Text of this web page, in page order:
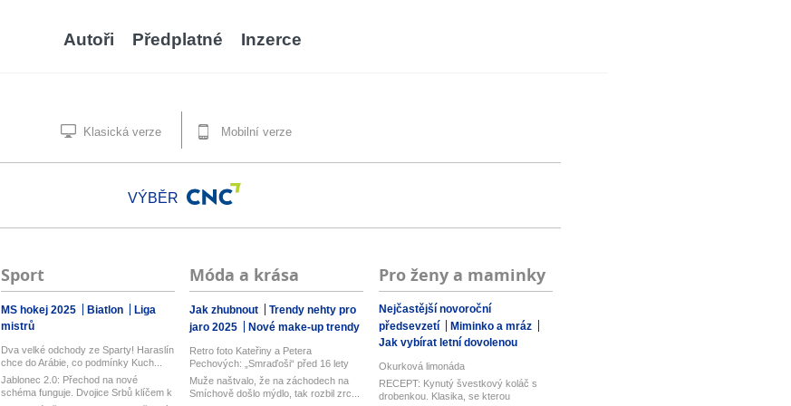
Autoři Předplatné Inzerce
Klasická verze Mobilní verze
VÝBĚR
Sport
MS hokej 2025 Biatlon
Liga
mistrů
Dva velké odchody ze Sparty! Haraslín
chce do Arábie, co podmínky Kuch...
Jablonec 2.0: Přechod na nové
schéma funguje. Dvojice Srbů klíčem k
Móda a krása
Jak zhubnout
Trendy nehty pro
jaro 2025
Nové make-up trendy
Retro foto Kateřiny a Petera
Pechových: „Smraďoši“ před 16 lety
Muže naštvalo, že na záchodech na
Smíchově došlo mýdlo, tak rozbil zrc...
Pro ženy a maminky
Nejčastější novoroční
předsevzetí
Miminko a mráz
Jak vybírat letní dovolenou
Okurková limonáda
RECEPT: Kynutý švestkový koláč s
drobenkou. Klasika, se kterou